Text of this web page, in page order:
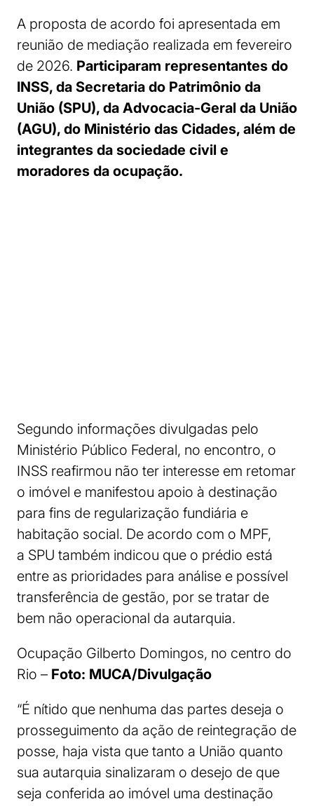
A proposta de acordo foi apresentada em
reunião de mediação realizada em fevereiro
de 2026. Participaram representantes do
INSS, da Secretaria do Patrimônio da
União (SPU), da Advocacia-Geral da União
(AGU), do Ministério das Cidades, além de
integrantes da sociedade civil e
moradores da ocupação.
Segundo informações divulgadas pelo
Ministério Público Federal, no encontro, o
INSS reafirmou não ter interesse em retomar
o imóvel e manifestou apoio à destinação
para fins de regularização fundiária e
habitação social. De acordo com o MPF,
a SPU também indicou que o prédio está
entre as prioridades para análise e possível
transferência de gestão, por se tratar de
bem não operacional da autarquia.
Ocupação Gilberto Domingos, no centro do
Rio – Foto: MUCA/Divulgação
“É nítido que nenhuma das partes deseja o
prosseguimento da ação de reintegração de
posse, haja vista que tanto a União quanto
sua autarquia sinalizaram o desejo de que
seja conferida ao imóvel uma destinação